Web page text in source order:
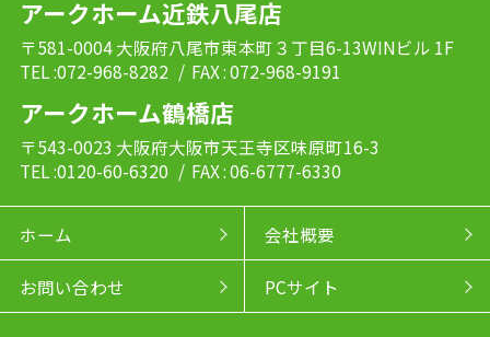
アークホーム近鉄八尾店
〒581-0004 大阪府八尾市東本町３丁目6-13WINビル 1F
TEL :072-968-8282 / FAX : 072-968-9191
アークホーム鶴橋店
〒543-0023 大阪府大阪市天王寺区味原町16-3
TEL :0120-60-6320 / FAX : 06-6777-6330
ホーム 会社概要
お問い合わせ PCサイト